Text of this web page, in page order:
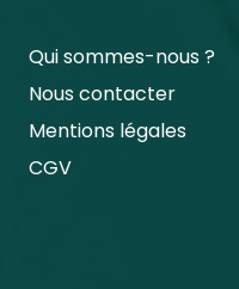
Qui sommes-nous ?
Nous contacter
Mentions légales
CGV